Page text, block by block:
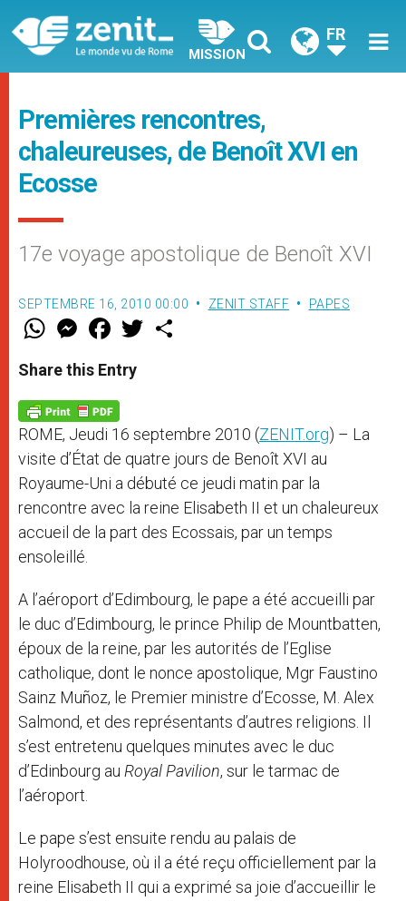
MISSION
FR
Premières rencontres,
chaleureuses, de Benoît XVI en
Ecosse
17e voyage apostolique de Benoît XVI
SEPTEMBRE 16, 2010 00:00 ZENIT STAFF PAPES
W
t
s
p
p
M
e
s
e
g
e
r
F
a
e
b
o
k
w
Share this Entry
ROME, Jeudi 16 septembre 2010 (ZENIT.org) – La
visite d’État de quatre jours de Benoît XVI au
Royaume-Uni a débuté ce jeudi matin par la
rencontre avec la reine Elisabeth II et un chaleureux
accueil de la part des Ecossais, par un temps
ensoleillé.
A l’aéroport d’Edimbourg, le pape a été accueilli par
le duc d’Edimbourg, le prince Philip de Mountbatten,
époux de la reine, par les autorités de l’Eglise
catholique, dont le nonce apostolique, Mgr Faustino
Sainz Muñoz, le Premier ministre d’Ecosse, M. Alex
Salmond, et des représentants d’autres religions. Il
s’est entretenu quelques minutes avec le duc
d’Edinbourg au Royal Pavilion, sur le tarmac de
l’aéroport.
Le pape s’est ensuite rendu au palais de
Holyroodhouse, où il a été reçu officiellement par la
reine Elisabeth II qui a exprimé sa joie d’accueillir le